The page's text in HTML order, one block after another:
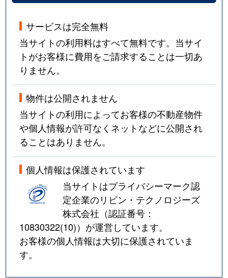
サービスは完全無料
当サイトの利用料はすべて無料です。当サイ
トがお客様に費用をご請求することは一切あ
りません。
物件は公開されません
当サイトの利用によってお客様の不動産物件
や個人情報が許可なくネットなどに公開され
ることはありません。
個人情報は保護されています
当サイトはプライバシーマーク認
定企業のリビン・テクノロジーズ
株式会社（認証番号：
10830322(10)）が運営しています。
お客様の個人情報は大切に保護されていま
す。